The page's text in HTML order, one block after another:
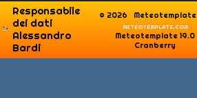
Responsabile
dei dati
Alessandro
Bardi
© 2026
Meteotemplate
meteotemplate.com
Meteotemplate 19.0
Cranberry